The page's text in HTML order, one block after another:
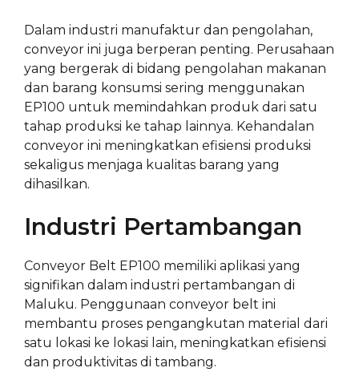
Dalam industri manufaktur dan pengolahan,
conveyor ini juga berperan penting. Perusahaan
yang bergerak di bidang pengolahan makanan
dan barang konsumsi sering menggunakan
EP100 untuk memindahkan produk dari satu
tahap produksi ke tahap lainnya. Kehandalan
conveyor ini meningkatkan efisiensi produksi
sekaligus menjaga kualitas barang yang
dihasilkan.
Industri Pertambangan
Conveyor Belt EP100 memiliki aplikasi yang
signifikan dalam industri pertambangan di
Maluku. Penggunaan conveyor belt ini
membantu proses pengangkutan material dari
satu lokasi ke lokasi lain, meningkatkan efisiensi
dan produktivitas di tambang.